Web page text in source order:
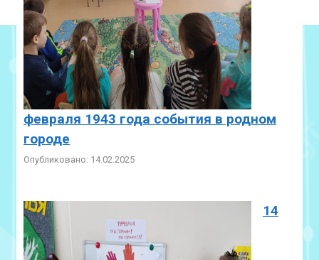
февраля 1943 года события в родном
городе
Опубликовано: 14.02.2025
14